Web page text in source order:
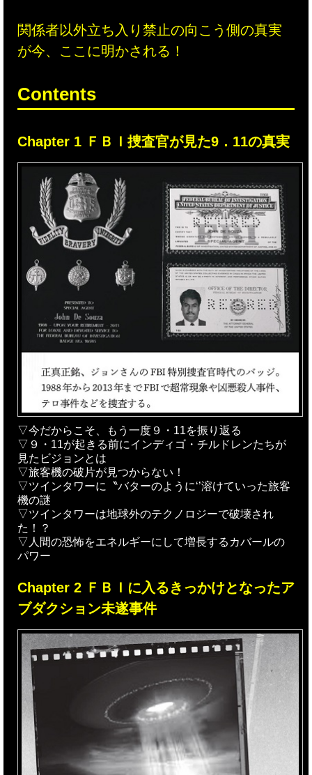
関係者以外立ち入り禁止の向こう側の真実
が今、ここに明かされる！
Contents
Chapter 1 ＦＢＩ捜査官が見た9．11の真実
▽今だからこそ、もう一度９・11を振り返る
▽９・11が起きる前にインディゴ・チルドレンたちが
見たビジョンとは
▽旅客機の破片が見つからない！
▽ツインタワーに〝バターのように‘’溶けていった旅客
機の謎
▽ツインタワーは地球外のテクノロジーで破壊され
た！？
▽人間の恐怖をエネルギーにして増長するカバールの
パワー
Chapter 2 ＦＢＩに入るきっかけとなったア
ブダクション未遂事件